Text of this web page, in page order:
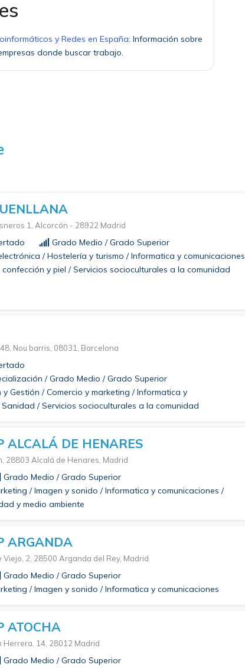
y Redes en España: Información sobre
donde buscar trabajo.
1, Alcorcón - 28922 Madrid
Grado Medio / Grado Superior
/ Hostelería y turismo / Informatica y comunicaciones
y piel / Servicios socioculturales a la comunidad
Nou barris, 08031, Barcelona
/ Grado Medio / Grado Superior
Gestión / Comercio y marketing / Informatica y
/ Servicios socioculturales a la comunidad
ALCALÁ DE HENARES
28803 Alcalá de Henares, Madrid
Grado Medio / Grado Superior
/ Imagen y sonido / Informatica y comunicaciones /
y medio ambiente
ARGANDA
Viejo, 2, 28500 Arganda del Rey, Madrid
Grado Medio / Grado Superior
/ Imagen y sonido / Informatica y comunicaciones
ATOCHA
Herrera, 14, 28012 Madrid
Grado Medio / Grado Superior